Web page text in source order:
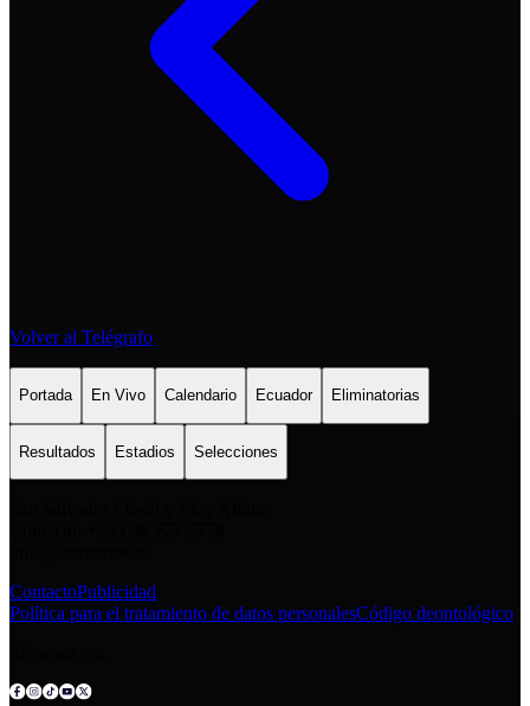
Volver al Telégrafo
Portada En Vivo Calendario Ecuador Eliminatorias
Resultados Estadios Selecciones
ContactoPublicidad
Política para el tratamiento de datos personalesCódigo deontológico